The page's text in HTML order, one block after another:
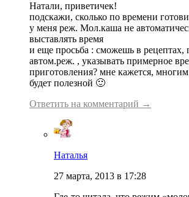
Натали, приветичек!
подскажи, сколько по времени
у меня реж. Мол.каша не
выставлять время
и еще просьба : сможешь в рецептах,
автом.реж. , указывать примерное
приготовления? мне кажется,
будет полезной 🙂
Ответить на комментарий →
Наталья
27 марта, 2013 в 17:28